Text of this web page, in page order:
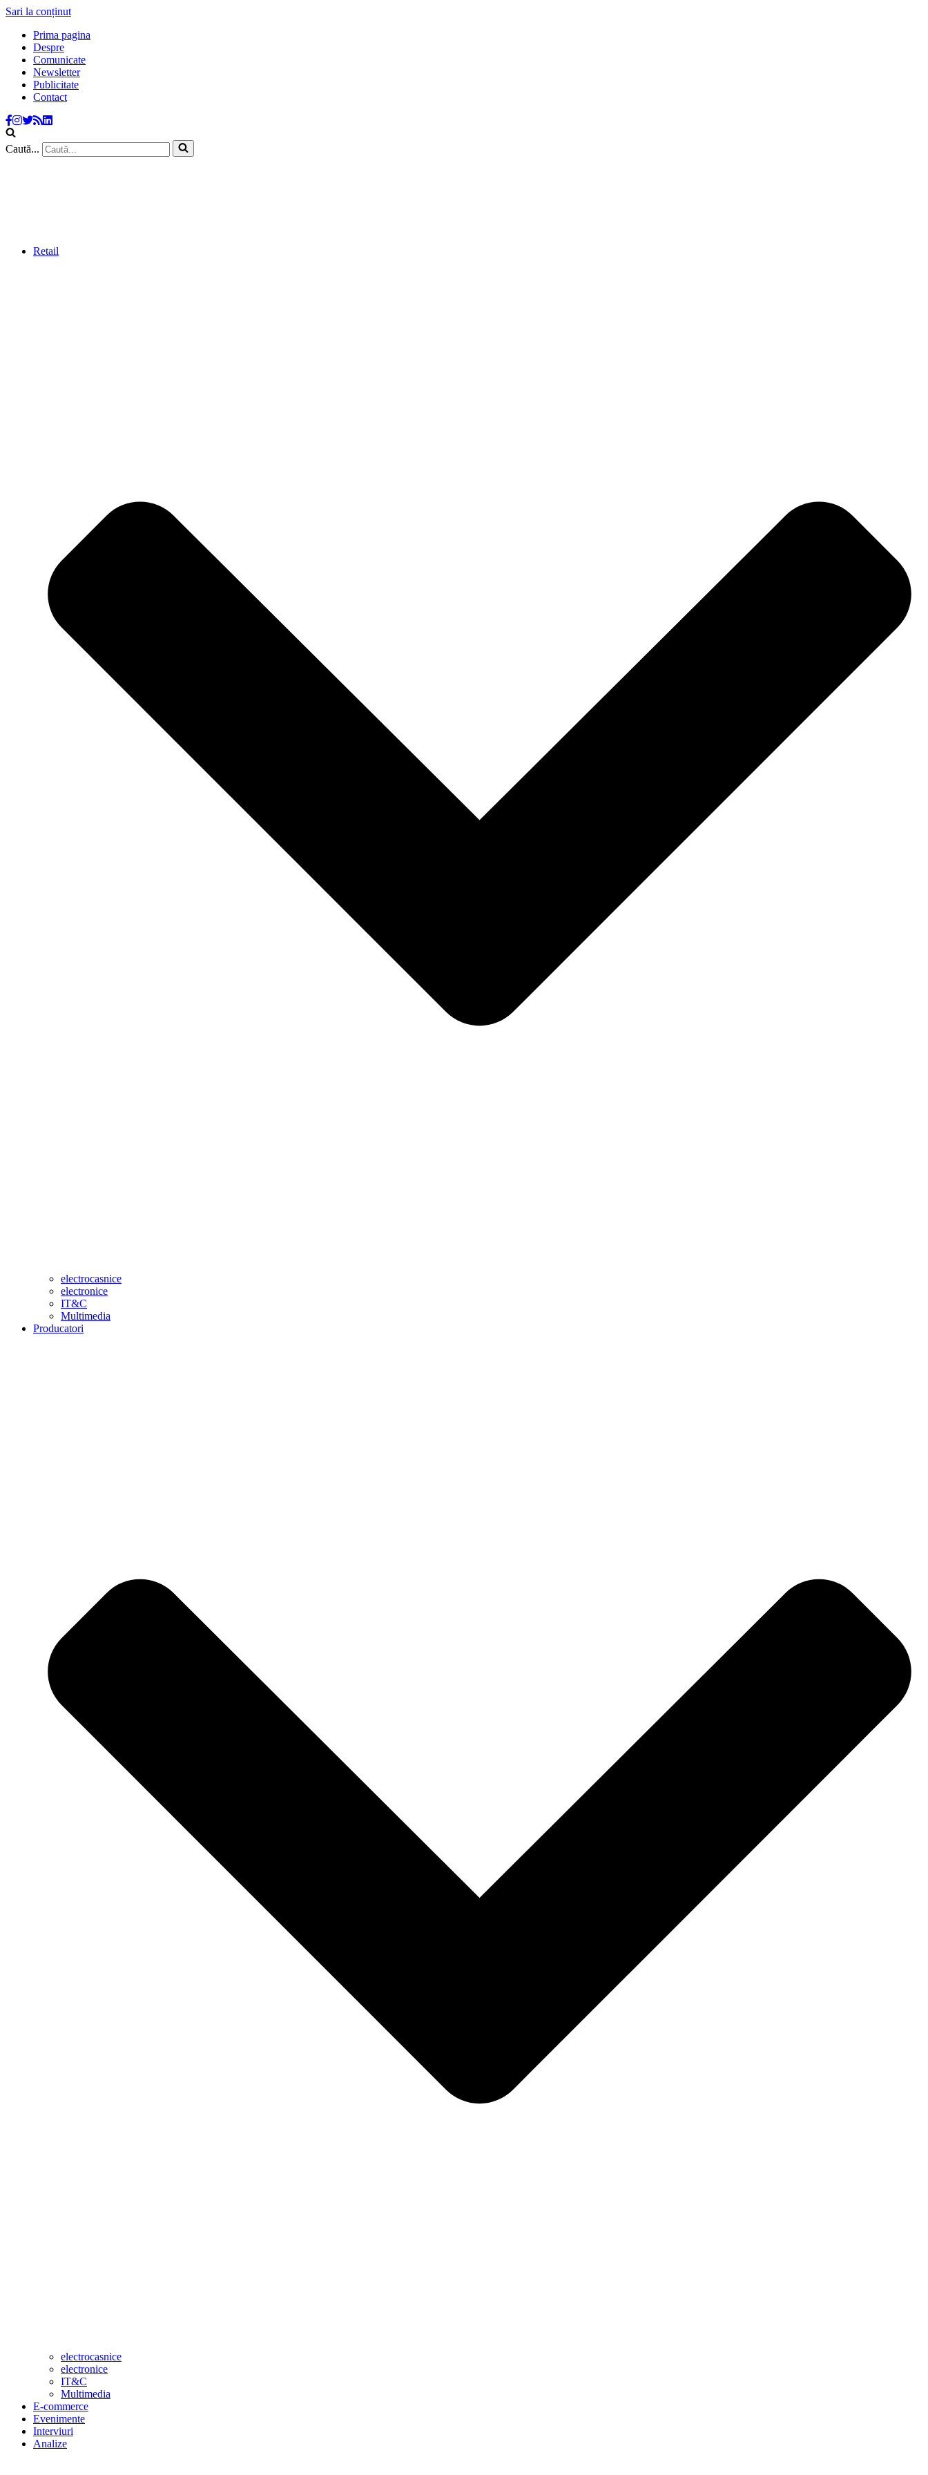
Sari la conținut
Prima pagina
Despre
Comunicate
Newsletter
Publicitate
Contact
Caută...
Retail
electrocasnice
electronice
IT&C
Multimedia
Producatori
electrocasnice
electronice
IT&C
Multimedia
E-commerce
Evenimente
Interviuri
Analize